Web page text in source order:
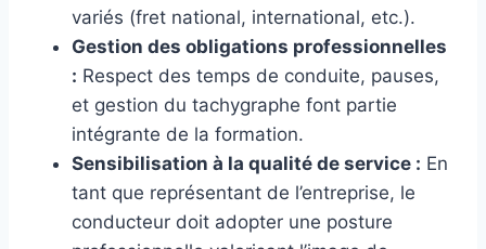
variés (fret national, international, etc.).
Gestion des obligations professionnelles
: Respect des temps de conduite, pauses,
et gestion du tachygraphe font partie
intégrante de la formation.
Sensibilisation à la qualité de service : En
tant que représentant de l’entreprise, le
conducteur doit adopter une posture